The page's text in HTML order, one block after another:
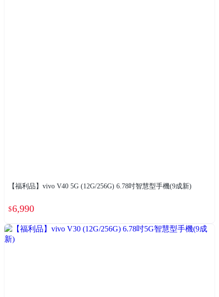
【福利品】vivo V40 5G (12G/256G) 6.78吋智慧型手機(9成新)
$6,990